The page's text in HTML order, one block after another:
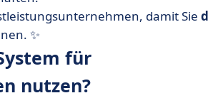
auf flexible Weise.
Beratungsunternehmen.
für Dienstleistungsunternehmen.
damit Sie
✨
für
nutzen?